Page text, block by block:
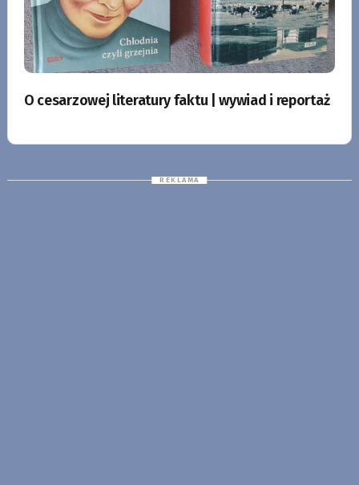
O cesarzowej literatury faktu | wywiad i reportaż